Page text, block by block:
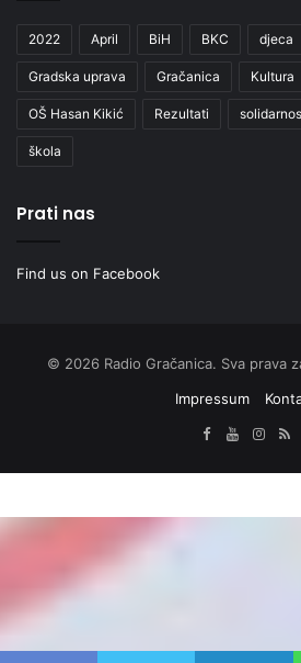
2022 April BiH BKC djeca
Gradska uprava Gračanica Kultura
OŠ Hasan Kikić Rezultati
škola
Prati nas
Find us on Facebook
© 2026 Radio Gračanica. Sva prava
Impressum